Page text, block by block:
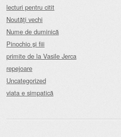
lecturi pentru citit
Noutăţi vechi
Nume de duminică
Pinochio şi fiii
primite de la Vasile Jerca
repejoare
Uncategorized
viata e simpatică